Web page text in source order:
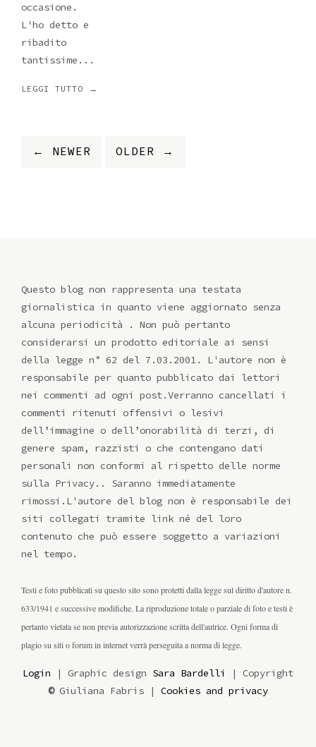
occasione.
L'ho detto e
ribadito
tantissime...
LEGGI TUTTO →
← NEWER OLDER →
Questo blog non rappresenta una testata
giornalistica in quanto viene aggiornato senza
alcuna periodicità . Non può pertanto
considerarsi un prodotto editoriale ai sensi
della legge n° 62 del 7.03.2001. L'autore non è
responsabile per quanto pubblicato dai lettori
nei commenti ad ogni post.Verranno cancellati i
commenti ritenuti offensivi o lesivi
dell’immagine o dell’onorabilità di terzi, di
genere spam, razzisti o che contengano dati
personali non conformi al rispetto delle norme
sulla Privacy.. Saranno immediatamente
rimossi.L'autore del blog non è responsabile dei
siti collegati tramite link né del loro
contenuto che può essere soggetto a variazioni
nel tempo.
Testi e foto pubblicati su questo sito sono protetti dalla legge sul diritto d'autore n.
633/1941 e successive modifiche. La riproduzione totale o parziale di foto e testi è
pertanto vietata se non previa autorizzazione scritta dell'autrice. Ogni forma di
plagio su siti o forum in internet verrà perseguita a norma di legge.
Login | Graphic design Sara Bardelli
| Copyright
© Giuliana Fabris | Cookies and privacy